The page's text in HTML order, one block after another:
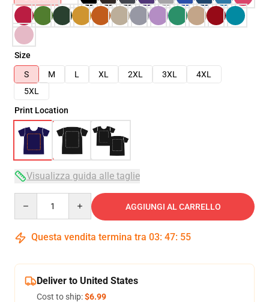
Size
S
M L XL 2XL 3XL
4XL
5XL
Print Location
Visualizza guida alle taglie
AGGIUNGI AL CARRELLO
Questa vendita termina tra 03: 47: 55
Deliver to United States
Cost to ship:$6.99